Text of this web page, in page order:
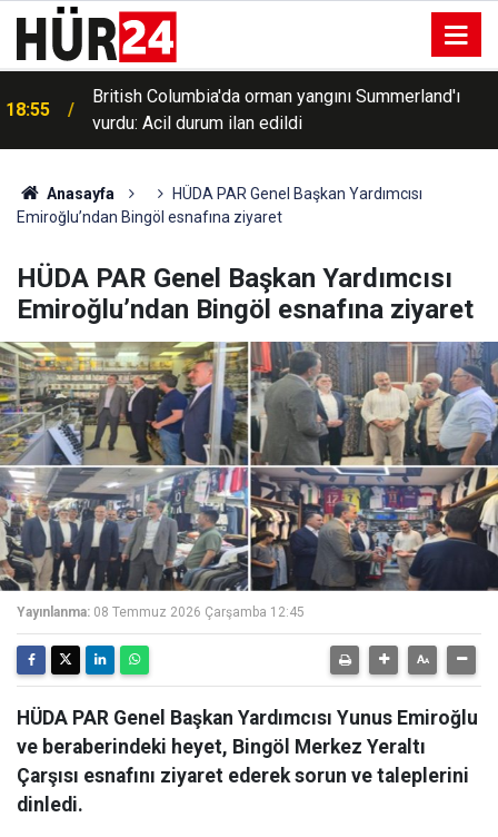
18:55
British Columbia'da orman yangını Summerland'ı
vurdu: Acil durum ilan edildi
Anasayfa
HÜDA PAR Genel Başkan Yardımcısı
Emiroğlu’ndan Bingöl esnafına ziyaret
HÜDA PAR Genel Başkan Yardımcısı
Emiroğlu’ndan Bingöl esnafına ziyaret
Yayınlanma: 08 Temmuz 2026 Çarşamba 12:45
HÜDA PAR Genel Başkan Yardımcısı Yunus Emiroğlu
ve beraberindeki heyet, Bingöl Merkez Yeraltı
Çarşısı esnafını ziyaret ederek sorun ve taleplerini
dinledi.